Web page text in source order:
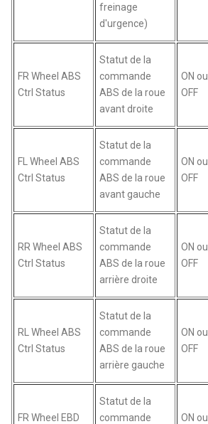
freinage
d'urgence)
FR Wheel ABS
Ctrl Status
Statut de la
commande
ABS de la roue
avant droite
ON ou
OFF
FL Wheel ABS
Ctrl Status
Statut de la
commande
ABS de la roue
avant gauche
ON ou
OFF
RR Wheel ABS
Ctrl Status
Statut de la
commande
ABS de la roue
arrière droite
ON ou
OFF
RL Wheel ABS
Ctrl Status
Statut de la
commande
ABS de la roue
arrière gauche
ON ou
OFF
FR Wheel EBD
Statut de la
commande
ON ou